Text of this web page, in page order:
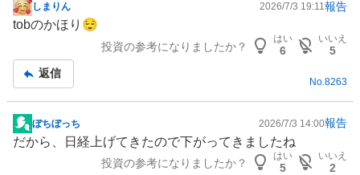
掲
示
事
しまりん 2026/7/3 19:11報告
tobのかほり😌
投資の参考になりましたか？
はい
6
いいえ
5
返信
No. 8263
掲
示
ぼちぼっち 2026/7/3 14:00報告
だから、日経上げてきたので下がってきましたね
投資の参考になりましたか？
はい
5
いいえ
2